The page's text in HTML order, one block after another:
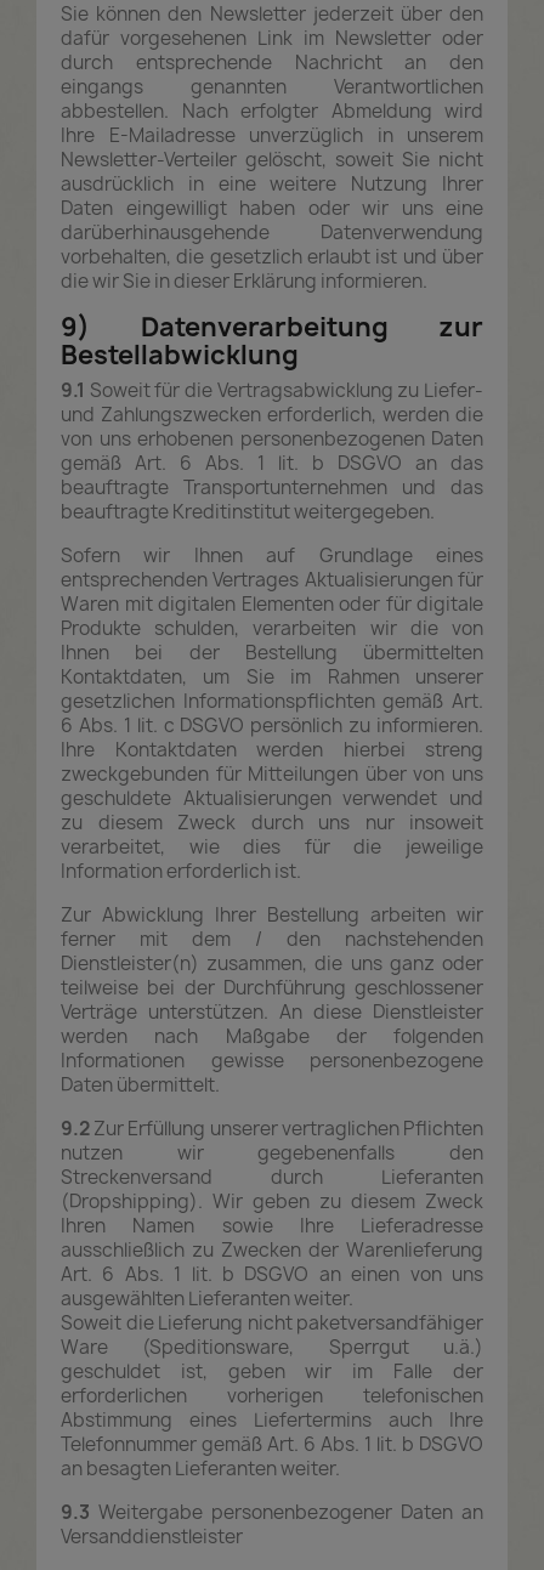
Sie können den Newsletter jederzeit über den
dafür vorgesehenen Link im Newsletter oder
durch entsprechende Nachricht an den
eingangs genannten Verantwortlichen
abbestellen. Nach erfolgter Abmeldung wird
Ihre E-Mailadresse unverzüglich in unserem
Newsletter-Verteiler gelöscht, soweit Sie nicht
ausdrücklich in eine weitere Nutzung Ihrer
Daten eingewilligt haben oder wir uns eine
darüberhinausgehende Datenverwendung
vorbehalten, die gesetzlich erlaubt ist und über
die wir Sie in dieser Erklärung informieren.
9) Datenverarbeitung zur
Bestellabwicklung
9.1 Soweit für die Vertragsabwicklung zu Liefer-
und Zahlungszwecken erforderlich, werden die
von uns erhobenen personenbezogenen Daten
gemäß Art. 6 Abs. 1 lit. b DSGVO an das
beauftragte Transportunternehmen und das
beauftragte Kreditinstitut weitergegeben.
Sofern wir Ihnen auf Grundlage eines
entsprechenden Vertrages Aktualisierungen für
Waren mit digitalen Elementen oder für digitale
Produkte schulden, verarbeiten wir die von
Ihnen bei der Bestellung übermittelten
Kontaktdaten, um Sie im Rahmen unserer
gesetzlichen Informationspflichten gemäß Art.
6 Abs. 1 lit. c DSGVO persönlich zu informieren.
Ihre Kontaktdaten werden hierbei streng
zweckgebunden für Mitteilungen über von uns
geschuldete Aktualisierungen verwendet und
zu diesem Zweck durch uns nur insoweit
verarbeitet, wie dies für die jeweilige
Information erforderlich ist.
Zur Abwicklung Ihrer Bestellung arbeiten wir
ferner mit dem / den nachstehenden
Dienstleister(n) zusammen, die uns ganz oder
teilweise bei der Durchführung geschlossener
Verträge unterstützen. An diese Dienstleister
werden nach Maßgabe der folgenden
Informationen gewisse personenbezogene
Daten übermittelt.
9.2Zur Erfüllung unserer vertraglichen Pflichten
nutzen wir gegebenenfalls den
Streckenversand durch Lieferanten
(Dropshipping). Wir geben zu diesem Zweck
Ihren Namen sowie Ihre Lieferadresse
ausschließlich zu Zwecken der Warenlieferung
Art. 6 Abs. 1 lit. b DSGVO an einen von uns
ausgewählten Lieferanten weiter.
Soweit die Lieferung nicht paketversandfähiger
Ware (Speditionsware, Sperrgut u.ä.)
geschuldet ist, geben wir im Falle der
erforderlichen vorherigen telefonischen
Abstimmung eines Liefertermins auch Ihre
Telefonnummer gemäß Art. 6 Abs. 1 lit. b DSGVO
an besagten Lieferanten weiter.
9.3 Weitergabe personenbezogener Daten an
Versanddienstleister